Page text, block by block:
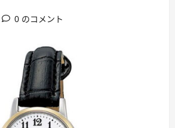
0 のコメント